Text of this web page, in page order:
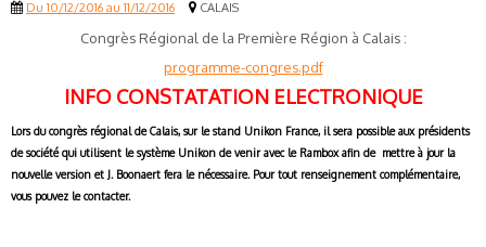
Du 10/12/2016 au 11/12/2016 CALAIS
Congrès Régional de la Première Région à Calais :
programme-congres.pdf
INFO CONSTATATION ELECTRONIQUE
Lors du congrès régional de Calais, sur le stand Unikon France, il sera possible aux présidents
de société qui utilisent le système Unikon de venir avec le Rambox afin de mettre à jour la
nouvelle version et J. Boonaert fera le nécessaire. Pour tout renseignement complémentaire,
vous pouvez le contacter.